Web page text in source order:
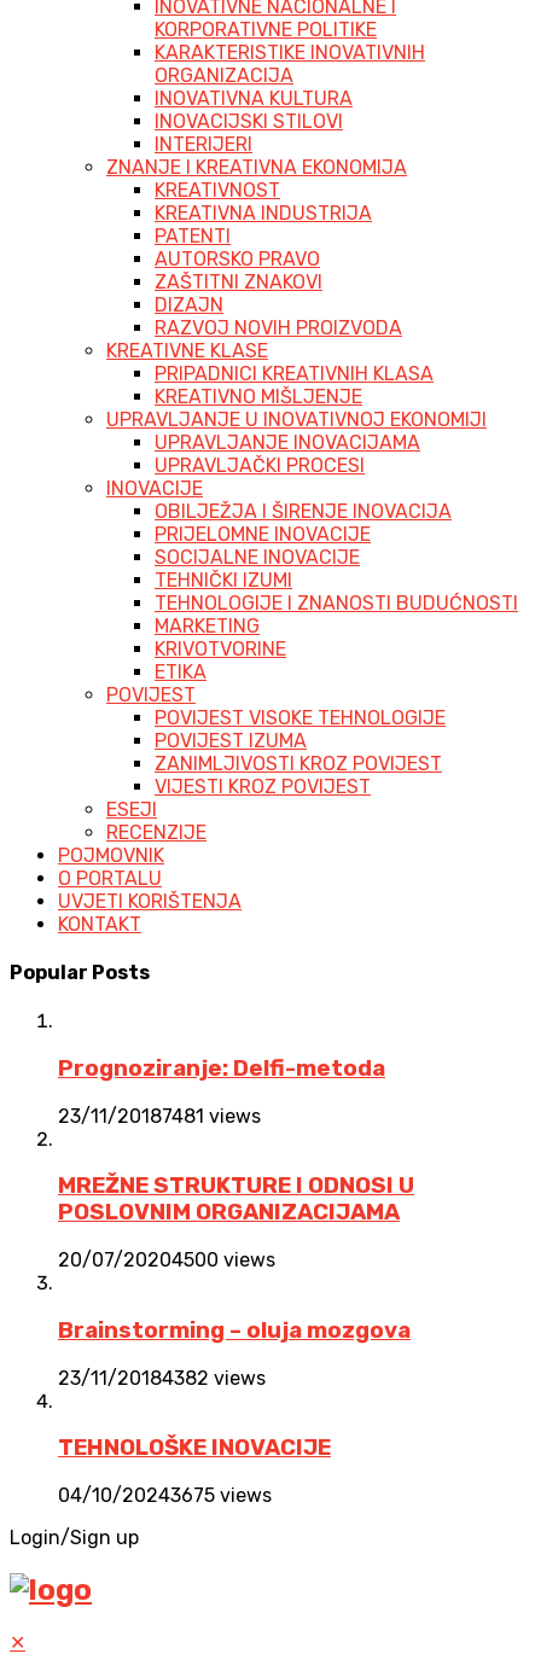
INOVATIVNE NACIONALNE I
KORPORATIVNE POLITIKE
KARAKTERISTIKE INOVATIVNIH
ORGANIZACIJA
INOVATIVNA KULTURA
INOVACIJSKI STILOVI
INTERIJERI
ZNANJE I KREATIVNA EKONOMIJA
KREATIVNOST
KREATIVNA INDUSTRIJA
PATENTI
AUTORSKO PRAVO
ZAŠTITNI ZNAKOVI
DIZAJN
RAZVOJ NOVIH PROIZVODA
KREATIVNE KLASE
PRIPADNICI KREATIVNIH KLASA
KREATIVNO MIŠLJENJE
UPRAVLJANJE U INOVATIVNOJ EKONOMIJI
UPRAVLJANJE INOVACIJAMA
UPRAVLJAČKI PROCESI
INOVACIJE
OBILJEŽJA I ŠIRENJE INOVACIJA
PRIJELOMNE INOVACIJE
SOCIJALNE INOVACIJE
TEHNIČKI IZUMI
TEHNOLOGIJE I ZNANOSTI BUDUĆNOSTI
MARKETING
KRIVOTVORINE
ETIKA
POVIJEST
POVIJEST VISOKE TEHNOLOGIJE
POVIJEST IZUMA
ZANIMLJIVOSTI KROZ POVIJEST
VIJESTI KROZ POVIJEST
ESEJI
RECENZIJE
POJMOVNIK
O PORTALU
UVJETI KORIŠTENJA
KONTAKT
Popular Posts
Prognoziranje: Delfi-metoda
23/11/20187481 views
MREŽNE STRUKTURE I ODNOSI U
POSLOVNIM ORGANIZACIJAMA
20/07/20204500 views
Brainstorming – oluja mozgova
23/11/20184382 views
TEHNOLOŠKE INOVACIJE
04/10/20243675 views
Login/Sign up
✕